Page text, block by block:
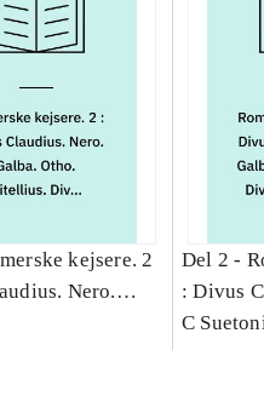
kejsere. 2
Nero.
Vitellius.
Del 2 -
: Divus
Galba,
C